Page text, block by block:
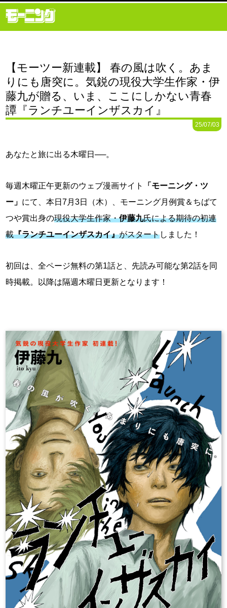
【モーツー新連載】 春の風は吹く。あま
りにも唐突に。気鋭の現役大学生作家・伊
藤九が贈る、いま、ここにしかない青春
譚『ランチユーインザスカイ』
25/07/03
あなたと旅に出る木曜日──。
毎週木曜正午更新のウェブ漫画サイト
「モーニング・ツ
ー」 にて、本日7月3日（木）、モーニング月例賞＆ちばて
つや賞出身の現役大学生作家・伊藤九氏による期待の初連
載『ランチユーインザスカイ』がスタートしました！
初回は、全ページ無料の第1話と、先読み可能な第2話を同
時掲載。以降は隔週木曜日更新となります！